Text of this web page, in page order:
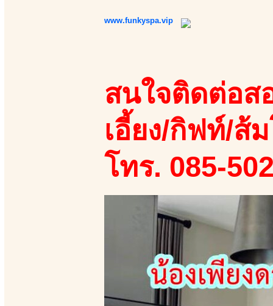
www.funkyspa.vip
สนใจติดต่อส
เอี้ยง/กิฟท์/ส้
โทร. 085-